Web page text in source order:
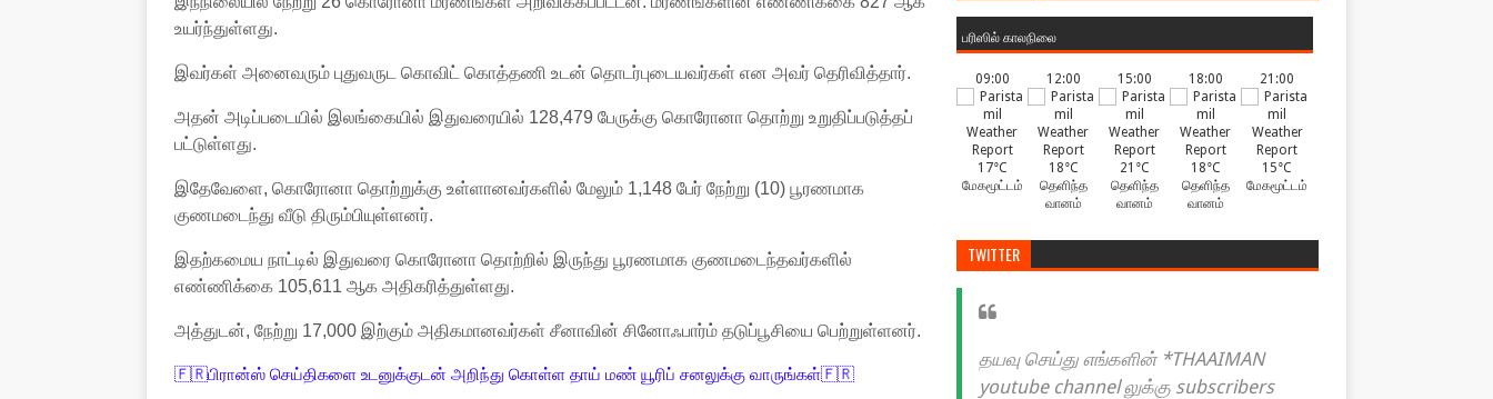
உயர்ந்துள்ளது.
இவர்கள் அனைவரும் புதுவருட கொவிட் கொத்தணி உடன் தொடர்புடையவர்கள் என அவர் தெரிவித்தார்.
அதன் அடிப்படையில் இலங்கையில் இதுவரையில் 128,479 பேருக்கு கொரோனா தொற்று உறுதிப்படுத்தப்
பட்டுள்ளது.
இதேவேளை, கொரோனா தொற்றுக்கு உள்ளானவர்களில் மேலும் 1,148 பேர் நேற்று (10) பூரணமாக
குணமடைந்து வீடு திரும்பியுள்ளனர்.
இதற்கமைய நாட்டில் இதுவரை கொரோனா தொற்றில் இருந்து பூரணமாக குணமடைந்தவர்களில்
எண்ணிக்கை 105,611 ஆக அதிகரித்துள்ளது.
அத்துடன், நேற்று 17,000 இற்கும் அதிகமானவர்கள் சீனாவின் சினோஃபார்ம் தடுப்பூசியை பெற்றுள்ளனர்.
🇫🇷பிரான்ஸ் செய்திகளை உடனுக்குடன் அறிந்து கொள்ள தாய் மண் யூரிப் சனலுக்கு வாருங்கள்🇫🇷
பரிஸில் காலநிலை
09:00
17°C
மேகமூட்டம்
12:00
18°C
தெளிந்த
வானம்
15:00
21°C
தெளிந்த
வானம்
18:00
18°C
தெளிந்த
வானம்
21:00
15°C
மேகமூட்டம்
TWITTER
தயவு செய்து எங்களின் *THAAIMAN
youtube channel லுக்கு subscribers